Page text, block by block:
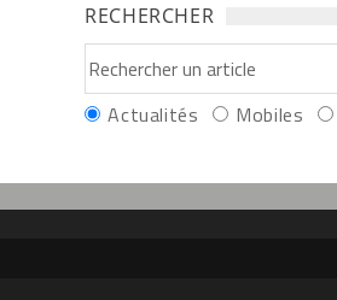
RECHERCHER
Actualités Mobiles